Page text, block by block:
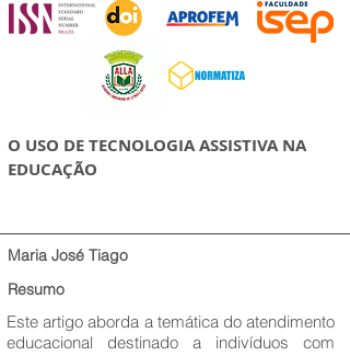
O USO DE TECNOLOGIA ASSISTIVA NA
EDUCAÇÃO
Maria José Tiago
Resumo
Este artigo aborda a temática do atendimento
educacional destinado a indivíduos com